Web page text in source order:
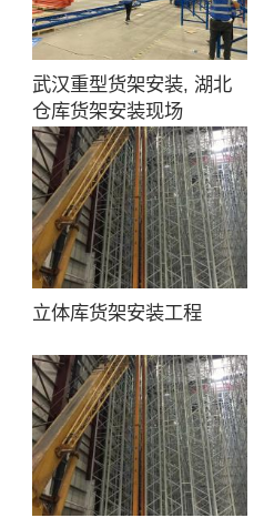
武汉重型货架安装, 湖北
仓库货架安装现场
立体库货架安装工程